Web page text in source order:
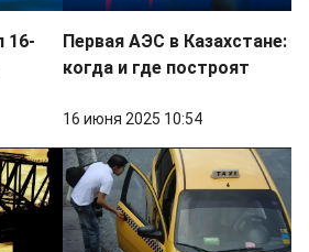
16-
Первая АЭС в Казахстане:
когда и где построят
16 июня 2025 10:54